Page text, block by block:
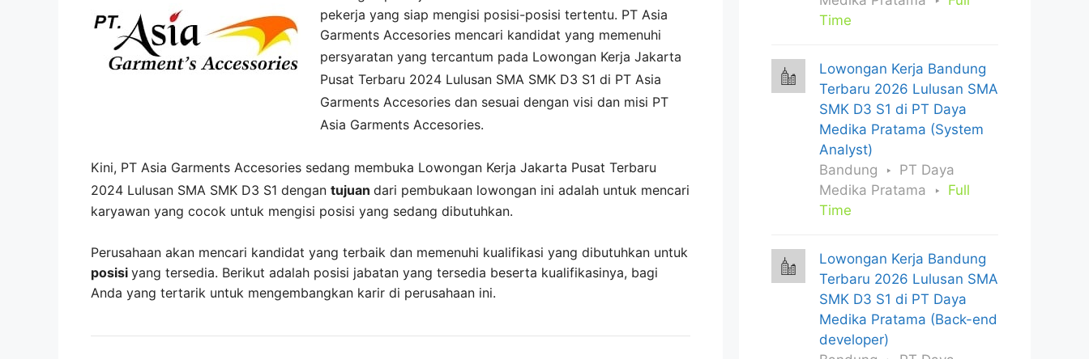
pekerja yang siap mengisi posisi-posisi tertentu. PT Asia
Garments Accesories mencari kandidat yang memenuhi
persyaratan yang tercantum pada Lowongan Kerja Jakarta
Pusat Terbaru 2024 Lulusan SMA SMK D3 S1 di PT Asia
Garments Accesories dan sesuai dengan visi dan misi PT
Asia Garments Accesories.
Kini, PT Asia Garments Accesories sedang membuka Lowongan Kerja Jakarta Pusat Terbaru
2024 Lulusan SMA SMK D3 S1 dengan tujuan dari pembukaan lowongan ini adalah untuk mencari
karyawan yang cocok untuk mengisi posisi yang sedang dibutuhkan.
Perusahaan akan mencari kandidat yang terbaik dan memenuhi kualifikasi yang dibutuhkan untuk
posisi yang tersedia. Berikut adalah posisi jabatan yang tersedia beserta kualifikasinya, bagi
Anda yang tertarik untuk mengembangkan karir di perusahaan ini.
Time
Lowongan Kerja Bandung
Terbaru 2026 Lulusan SMA
SMK D3 S1 di PT Daya
Medika Pratama (System
Analyst)
Bandung
PT Daya
Medika Pratama
Full
Time
Lowongan Kerja Bandung
Terbaru 2026 Lulusan SMA
SMK D3 S1 di PT Daya
Medika Pratama (Back-end
developer)